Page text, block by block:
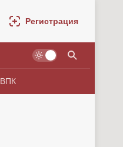
Регистрация
ВПК